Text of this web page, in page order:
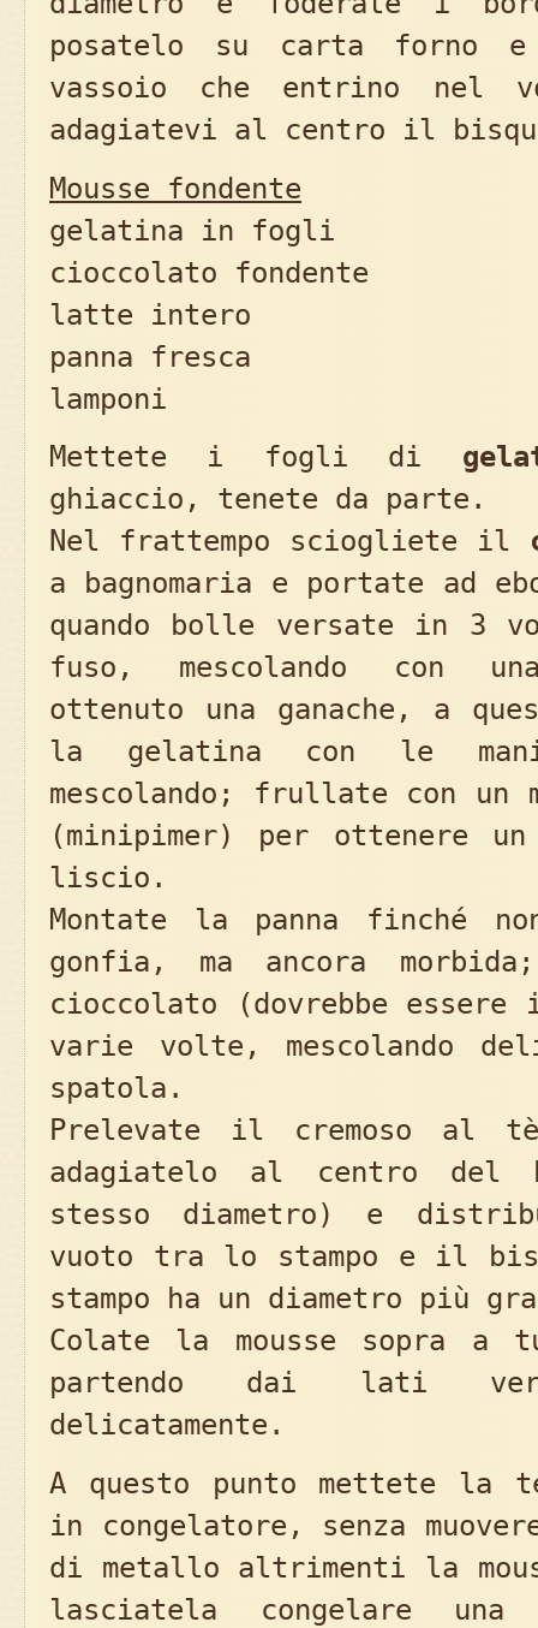
posatelo su carta forno
vassoio che entrino nel
adagiatevi al centro il
Mousse fondente
gelatina in fogli
cioccolato fondente
latte intero
panna fresca
lamponi
Mettete i fogli di
ghiaccio, tenete da parte.
Nel frattempo sciogliete il
a bagnomaria e portate ad
quando bolle versate in 3
fuso, mescolando con
ottenuto una ganache, a
la gelatina con le
mescolando; frullate con un
(minipimer) per ottenere
liscio.
Montate la panna finché
gonfia, ma ancora
cioccolato (dovrebbe
varie volte, mescolando
spatola.
Prelevate il cremoso al
adagiatelo al centro del
stesso diametro) e
vuoto tra lo stampo e il
stampo ha un diametro più
Colate la mousse sopra
partendo dai lati
delicatamente.
A questo punto mettete la
in congelatore, senza
di metallo altrimenti la
lasciatela congelare